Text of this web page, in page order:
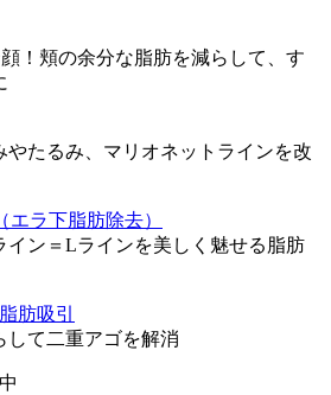
！頬の余分な脂肪を減らして、す
やたるみ、マリオネットラインを改
ラ下脂肪除去）
イン＝Lラインを美しく魅せる脂肪
肪吸引
して二重アゴを解消